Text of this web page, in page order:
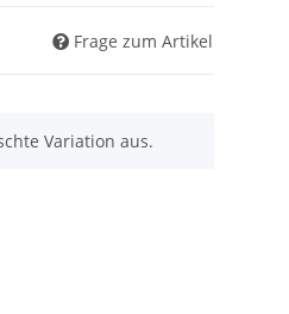
Frage zum Artikel
Variation aus.